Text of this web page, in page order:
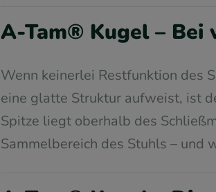
A-Tam® Kugel –
Wenn keinerlei Restfunktion des
eine glatte Struktur aufweist, ist
Spitze liegt oberhalb des
Sammelbereich des Stuhls –